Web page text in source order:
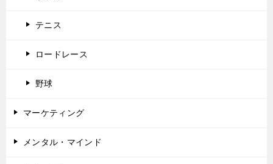
テニス
ロードレース
野球
マーケティング
メンタル・マインド